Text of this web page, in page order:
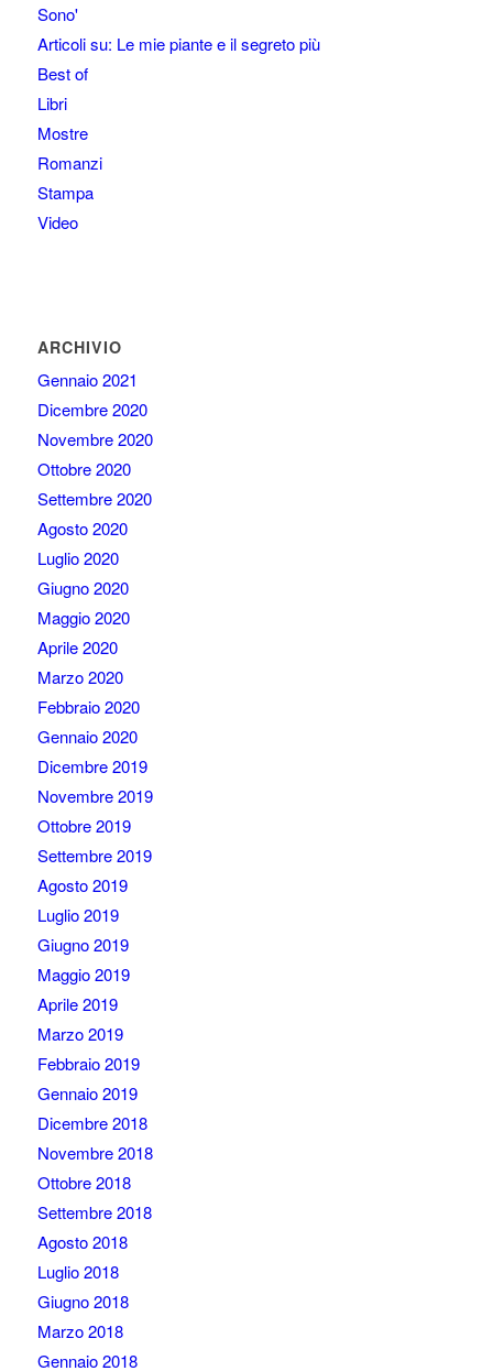
Sono'
Articoli su: Le mie piante e il segreto più
Best of
Libri
Mostre
Romanzi
Stampa
Video
ARCHIVIO
Gennaio 2021
Dicembre 2020
Novembre 2020
Ottobre 2020
Settembre 2020
Agosto 2020
Luglio 2020
Giugno 2020
Maggio 2020
Aprile 2020
Marzo 2020
Febbraio 2020
Gennaio 2020
Dicembre 2019
Novembre 2019
Ottobre 2019
Settembre 2019
Agosto 2019
Luglio 2019
Giugno 2019
Maggio 2019
Aprile 2019
Marzo 2019
Febbraio 2019
Gennaio 2019
Dicembre 2018
Novembre 2018
Ottobre 2018
Settembre 2018
Agosto 2018
Luglio 2018
Giugno 2018
Marzo 2018
Gennaio 2018